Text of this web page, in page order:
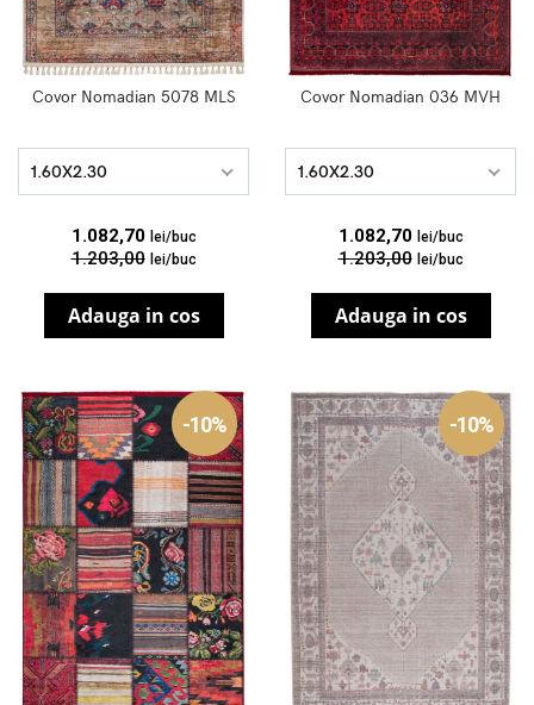
Covor Nomadian 5078 MLS
1.60X2.30
1.082,70 lei/buc
1.203,00 lei/buc
Adauga in cos
Covor Nomadian 036 MVH
1.60X2.30
1.082,70 lei/buc
1.203,00 lei/buc
Adauga in cos
-10% -10%